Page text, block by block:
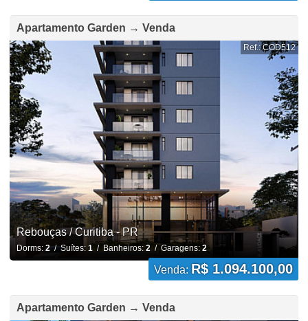
Apartamento Garden → Venda
Ref.: COD512
Rebouças / Curitiba - PR
Dorms: 2/ Suítes: 1/ Banheiros: 2/ Garagens: 2
Venda: R$ 1.094.100,00
Apartamento Garden → Venda